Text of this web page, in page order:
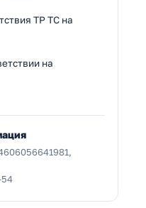
ТР ТС на
на
54